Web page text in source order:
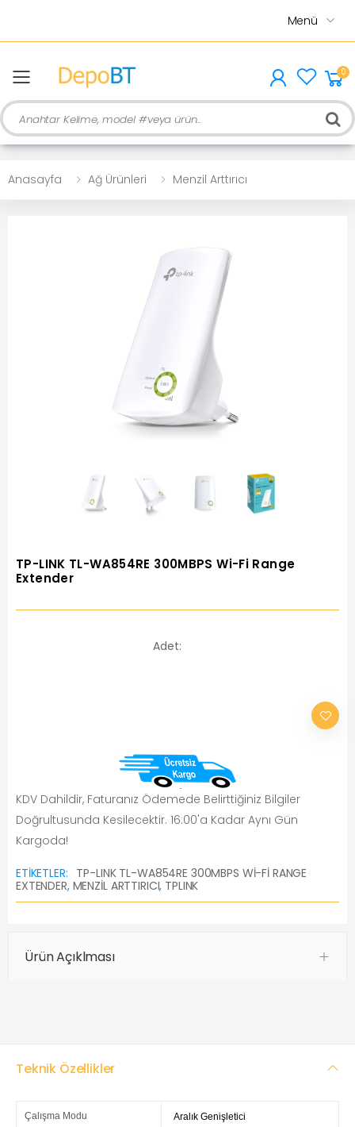
Menü
menu 0
Ara
Anasayfa Ağ Ürünleri Menzil Arttırıcı
TP-LINK TL-WA854RE 300MBPS Wi-Fi Range
Extender
Adet:
KDV Dahildir, Faturanız Ödemede Belirttiğiniz Bilgiler
Doğrultusunda Kesilecektir. 16:00'a Kadar Aynı Gün
Kargoda!
ETIKETLER: TP-LINK TL-WA854RE 300MBPS WI-FI RANGE
EXTENDER, MENZIL ARTTIRICI, TPLINK
Ürün Açıklması
Teknik Özellikler
Çalışma Modu Aralık Genişletici